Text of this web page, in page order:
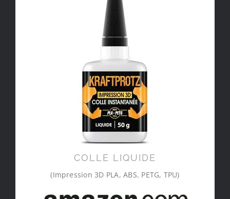
COLLE LIQUIDE
(Impression 3D PLA, ABS, PETG, TPU)